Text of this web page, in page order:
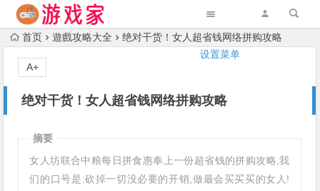
设置菜单
首页 遊戲攻略大全 绝对干货！女人超省钱网络拼购攻略
绝对干货！女人超省钱网络拼购攻略
A+
摘要
女人坊联合中粮每日拼食惠奉上一份超省钱的拼购攻略,我
们的口号是:砍掉一切没必要的开销,做最会买买买的女人!